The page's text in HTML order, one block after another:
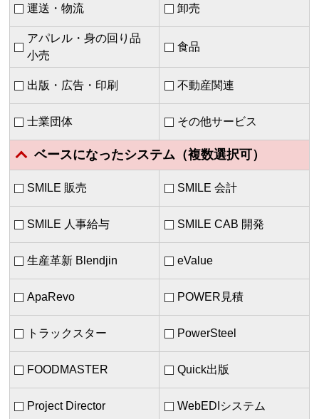
運送・物流 卸売
アパレル・身の回り品
小売
食品
出版・広告・印刷 不動産関連
士業団体 その他サービス
ベースになったシステム（複数選択可）
SMILE 販売 SMILE 会計
SMILE 人事給与 SMILE CAB 開発
生産革新 Blendjin eValue
ApaRevo POWER見積
トラックスター PowerSteel
FOODMASTER Quick出版
Project Director WebEDIシステム